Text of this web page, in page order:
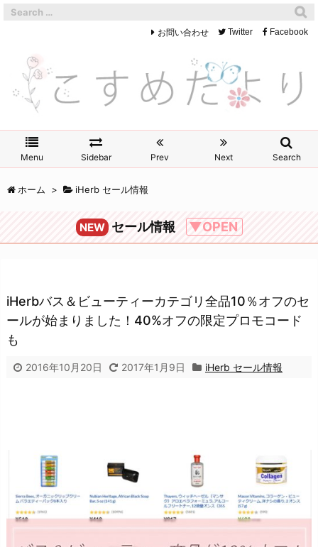
Menu Sidebar Prev Next Search
お問い合わせ Twitter Facebook
ホーム > iHerb セール情報
NEW セール情報 ▼OPEN
iHerbバス＆ビューティーカテゴリ全品10％オフのセ
ールが始まりました！40%オフの限定プロモコード
も
2016年10月20日 2017年1月9日 iHerb セール情報